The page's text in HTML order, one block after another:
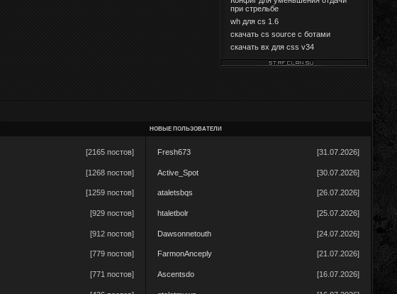
при стрельбе
wh для cs 1.6
скачать cs source с ботами
скачать вх для css v34
НОВЫЕ ПОЛЬЗОВАТЕЛИ
[2165 постов]
[1268 постов]
[1259 постов]
[929 постов]
[912 постов]
[779 постов]
[771 постов]
Fresh673 [31.07.2026]
Active_Spot [30.07.2026]
ataletsbqs [26.07.2026]
htaletbolr [25.07.2026]
Dawsonnetouth [24.07.2026]
FarmonAnceply [21.07.2026]
Ascentsdo [16.07.2026]